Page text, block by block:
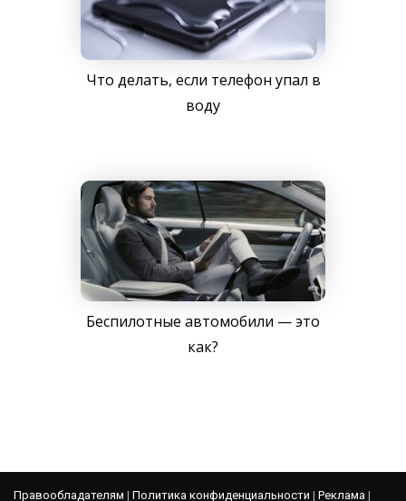
Что делать, если телефон упал в
воду
Беспилотные автомобили — это
как?
Правообладателям | Политика конфиденциальности | Реклама |